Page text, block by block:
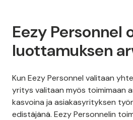
Eezy Personnel
luottamuksen
Kun Eezy Personnel valitaan
yritys valitaan myös toimimaan
kasvoina ja asiakasyrityksen
edistäjänä. Eezy Personnelin